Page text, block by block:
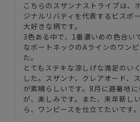
こちらのスザンナストライプは、
ジナルリバティを代表するビスポ
大好きな柄です。
3色ある中で、1番濃いめの色合い
なボートネックのAラインのワン
た。
とてもステキな涼しげな満足のい
した。スザンナ、クレアオード、
が素晴らしいです。8月に避暑地
が、楽しみです。また、来年新し
ら、ワンピースを仕立てたいです。